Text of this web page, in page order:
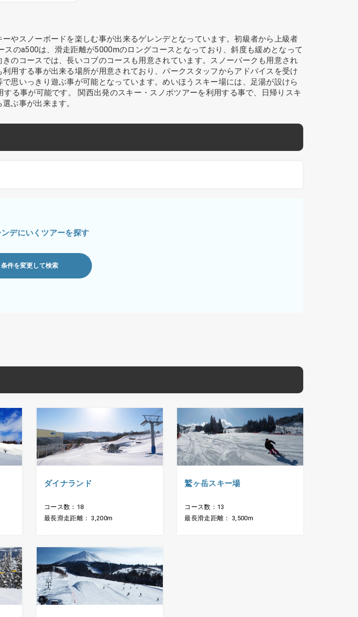
やスノーボードを楽しむ事が出来るゲレンデとなっています。初級者から上級者
のa500は、滑走距離が5000mのロングコースとなっており、斜度も緩めとなって
のコースでは、長いコブのコースも用意されています。スノーパークも用意され
用する事が出来る場所が用意されており、パークスタッフからアドバイスを受け
思いっきり遊ぶ事が可能となっています。めいほうスキー場には、足湯が設けら
る事が可能です。 関西出発のスキー・スノボツアーを利用する事で、日帰りスキ
ぶ事が出来ます。
ンデにいくツアーを探す
条件を変更して検索
ダイナランド
コース数：18
最長滑走距離： 3,200m
鷲ヶ岳スキー場
コース数：13
最長滑走距離： 3,500m